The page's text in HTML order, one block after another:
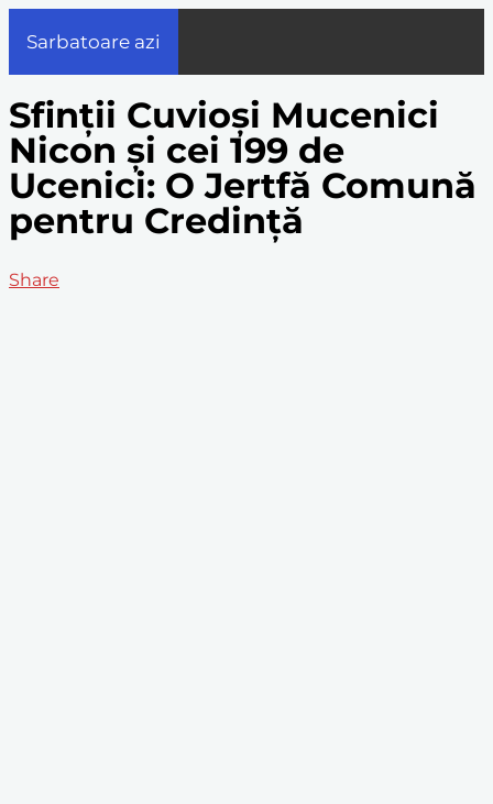
Sarbatoare azi
Sfinții Cuvioși Mucenici
Nicon și cei 199 de
Ucenici: O Jertfă Comună
pentru Credință
Share